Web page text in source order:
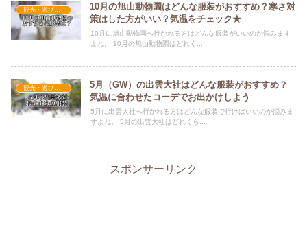
観光・遊びスポット×おすすめの服装
10月の旭山動物園はどんな服装がおすすめ？寒さ対
策はした方がいい？気温をチェック★
10月に旭山動物園へ行かれる方はどんな服装がいいのか悩みます
よね。 10月の旭山動物園はどれく...
観光・遊びスポット×おすすめの服装
5月（GW）の出雲大社はどんな服装がおすすめ？
気温に合わせたコーデでお出かけしよう
5月に出雲大社へ行かれる方はどんな服装で行けばいいのか悩みま
すよね。 5月の出雲大社はどれくら...
スポンサーリンク